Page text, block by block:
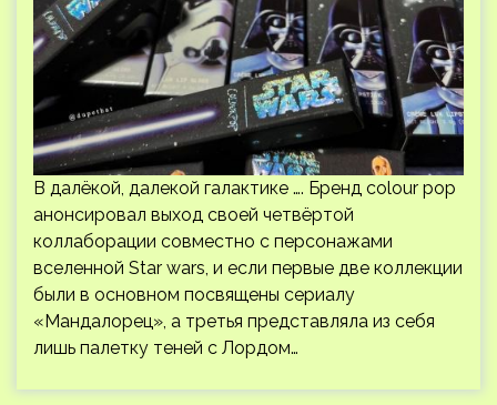
В далёкой, далекой галактике …. Бренд colour pop
анонсировал выход своей четвёртой
коллаборации совместно с персонажами
вселенной Star wars, и если первые две коллекции
были в основном посвящены сериалу
«Мандалорец», а третья представляла из себя
лишь палетку теней с Лордом…